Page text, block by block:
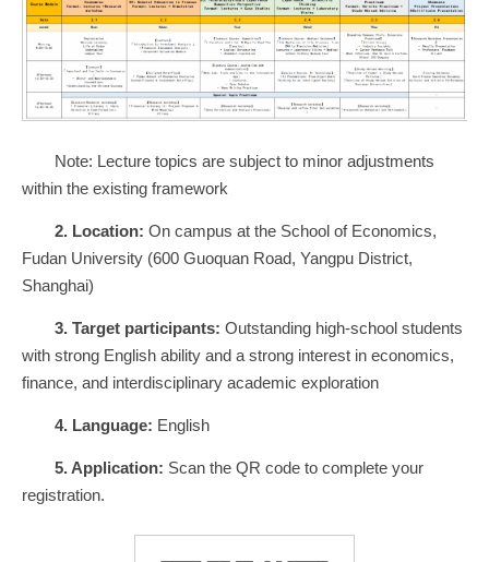
Note: Lecture topics are subject to minor adjustments
within the existing framework
2. Location: On campus at the School of Economics,
Fudan University (600 Guoquan Road, Yangpu District,
Shanghai)
3. Target participants: Outstanding high-school students
with strong English ability and a strong interest in economics,
finance, and interdisciplinary academic exploration
4. Language: English
5. Application: Scan the QR code to complete your
registration.